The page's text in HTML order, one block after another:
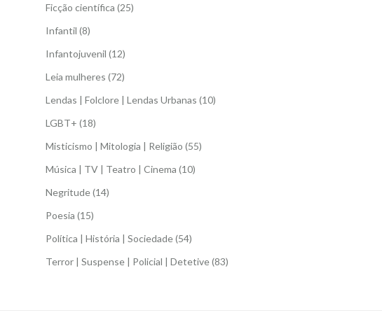
Ficção científica (25)
Infantil (8)
Infantojuvenil (12)
Leia mulheres (72)
Lendas | Folclore | Lendas Urbanas (10)
LGBT+ (18)
Misticismo | Mitologia | Religião (55)
Música | TV | Teatro | Cinema (10)
Negritude(14)
Poesia (15)
Política | História | Sociedade(54)
Terror | Suspense | Policial | Detetive(83)